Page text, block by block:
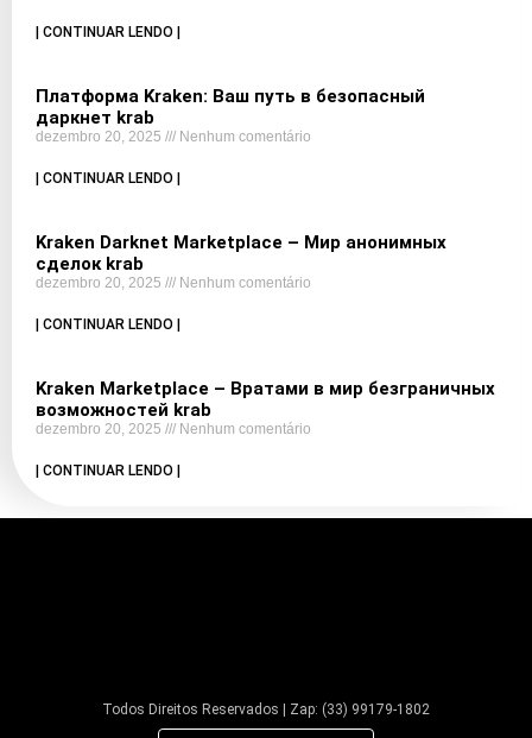
| CONTINUAR LENDO |
Платформа Kraken: Ваш путь в безопасный
даркнет krab
dezembro 20, 2025 Nenhum comentário
| CONTINUAR LENDO |
Kraken Darknet Marketplace – Мир анонимных
сделок krab
dezembro 20, 2025 Nenhum comentário
| CONTINUAR LENDO |
Kraken Marketplace – Вратами в мир безграничных
возможностей krab
dezembro 20, 2025 Nenhum comentário
| CONTINUAR LENDO |
Todos Direitos Reservados | Zap: (33) 99179-1802